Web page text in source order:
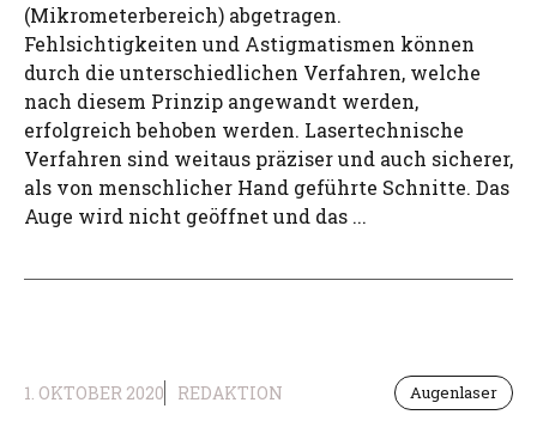
(Mikrometerbereich) abgetragen.
Fehlsichtigkeiten und Astigmatismen können
durch die unterschiedlichen Verfahren, welche
nach diesem Prinzip angewandt werden,
erfolgreich behoben werden. Lasertechnische
Verfahren sind weitaus präziser und auch sicherer,
als von menschlicher Hand geführte Schnitte. Das
Auge wird nicht geöffnet und das ...
1. OKTOBER 2020 REDAKTION Augenlaser